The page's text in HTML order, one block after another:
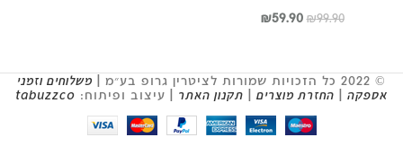
₪99.90
המחיר₪59.90
המחיר
© 2022 כל הזכויות שמורות לציטרין גרופ בע״מ |
משלוחים וזמני
אספקה
החזרת מוצרים תקנון האתר | עיצוב ופיתוח: tabuzzco